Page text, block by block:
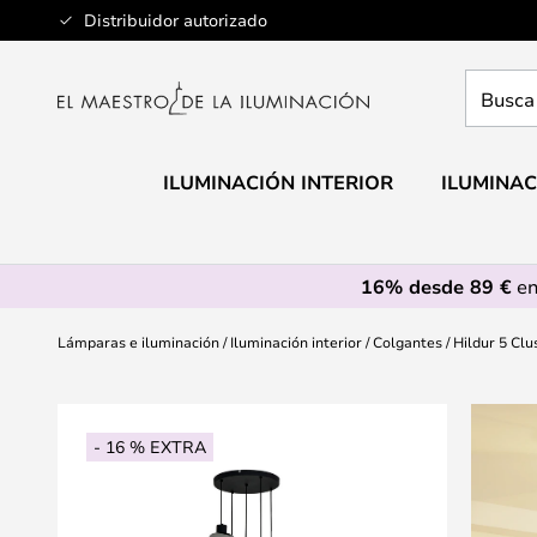
Distribuidor autorizado
Ir
al
aquí
ILUMINACIÓN INTERIOR
16% desde 89 €
Lámparas e iluminación Iluminación interior Colgantes Hildur 5
- 16 % EXTRA